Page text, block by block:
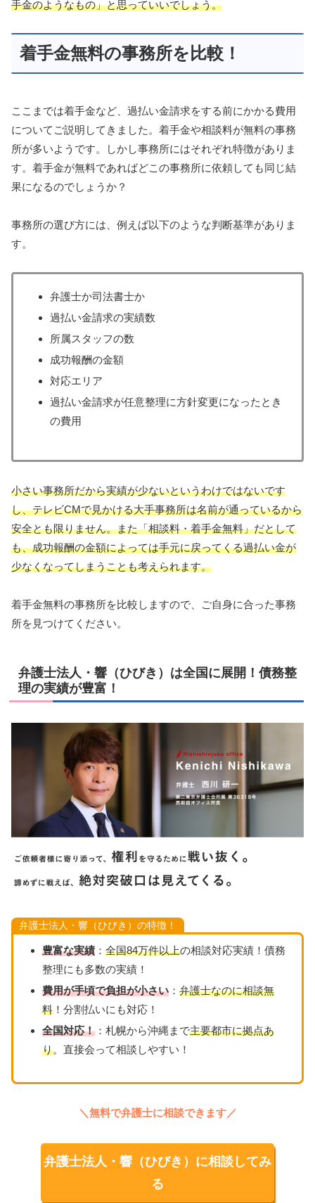
手金のようなもの」と思っていいでしょう。
着手金無料の事務所を比較！
ここまでは着手金など、過払い金請求をする前にかかる費用
についてご説明してきました。着手金や相談料が無料の事務
所が多いようです。しかし事務所にはそれぞれ特徴がありま
す。着手金が無料であればどこの事務所に依頼しても同じ結
果になるのでしょうか？
事務所の選び方には、例えば以下のような判断基準がありま
す。
弁護士か司法書士か
過払い金請求の実績数
所属スタッフの数
成功報酬の金額
対応エリア
過払い金請求が任意整理に方針変更になったとき
の費用
小さい事務所だから実績が少ないというわけではないです
し、テレビCMで見かける大手事務所は名前が通っているから
安全とも限りません。また「相談料・着手金無料」だとして
も、成功報酬の金額によっては手元に戻ってくる過払い金が
少なくなってしまうことも考えられます。
着手金無料の事務所を比較しますので、ご自身に合った事務
所を見つけてください。
弁護士法人・響（ひびき）は全国に展開！債務整
理の実績が豊富！
弁護士法人・響（ひびき）の特徴！
豊富な実績 ： 全国84万件以上の相談対応実績！債務
整理にも多数の実績！
費用が手頃で負担が小さい ： 弁護士なのに相談無
料 ！分割払いにも対応！
全国対応！ ：札幌から沖縄まで主要都市に拠点あ
り。直接会って相談しやすい！
＼無料で弁護士に相談できます／
弁護士法人・響（ひびき）に相談してみ
る